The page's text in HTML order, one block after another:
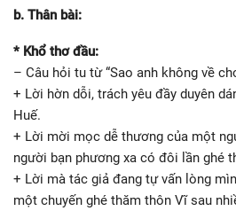
b. Thân bài:
* Khổ thơ đầu:
– Câu hỏi tu từ “Sao anh không về
+ Lời hờn dỗi, trách yêu đầy duyên
Huế.
+ Lời mời mọc dễ thương của một
người bạn phương xa có đôi lần ghé
+ Lời mà tác giả đang tự vấn lòng
một chuyến ghé thăm thôn Vĩ sau